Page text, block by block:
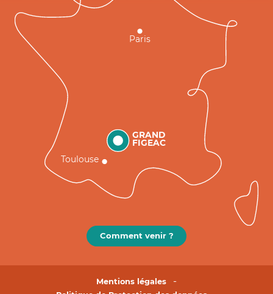
GRAND
FIGEAC
Toulouse
Paris
Comment venir ?
Mentions légales